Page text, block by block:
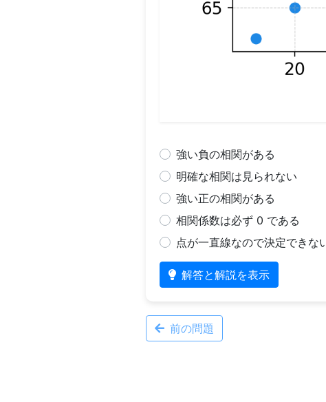
強い負の相関がある
明確な相関は見られない
強い正の相関がある
相関係数は必ず 0 である
点が一直線なので決定できな
解答と解説を表示
前の問題